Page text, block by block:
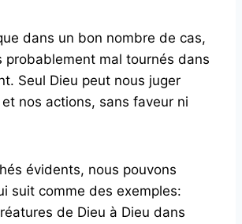
dans un bon nombre de cas,
probablement mal tournés dans
Seul Dieu peut nous juger
nos actions, sans faveur ni
évidents, nous pouvons
suit comme des exemples:
de Dieu à Dieu dans